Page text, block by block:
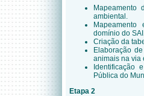
Mapeamento
ambiental.
domínio do
Criação da
Elaboração
animais na via
Identificação
Pública do
Etapa 2